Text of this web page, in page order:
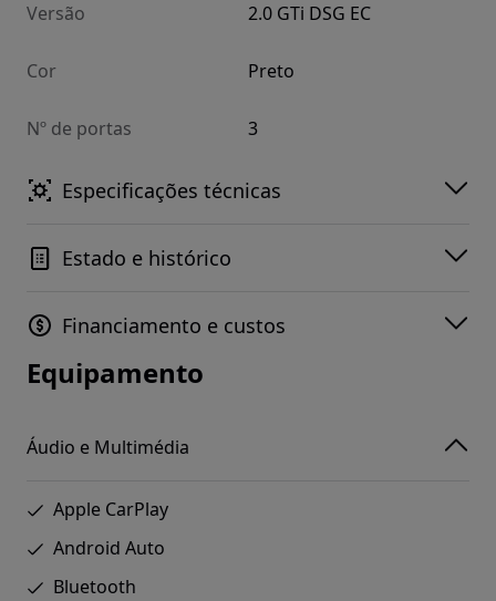
Versão 2.0 GTi DSG EC
Cor Preto
Nº de portas 3
Especificações técnicas
Estado e histórico
Financiamento e custos
Equipamento
Áudio e Multimédia
Apple CarPlay
Android Auto
Bluetooth